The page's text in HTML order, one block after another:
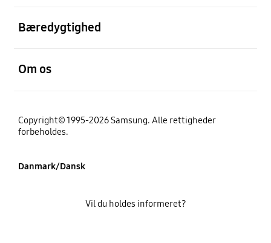
Bæredygtighed
Om os
Copyright© 1995-2026 Samsung. Alle rettigheder
forbeholdes.
Danmark/Dansk
Vil du holdes informeret?